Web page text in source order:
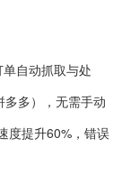
自动抓取与处
多），无需手动
度提升60%，错误